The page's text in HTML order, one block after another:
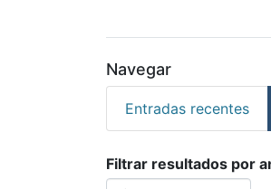
Navegar
Entradas recentes
Percorrer
Filtrar resultados por